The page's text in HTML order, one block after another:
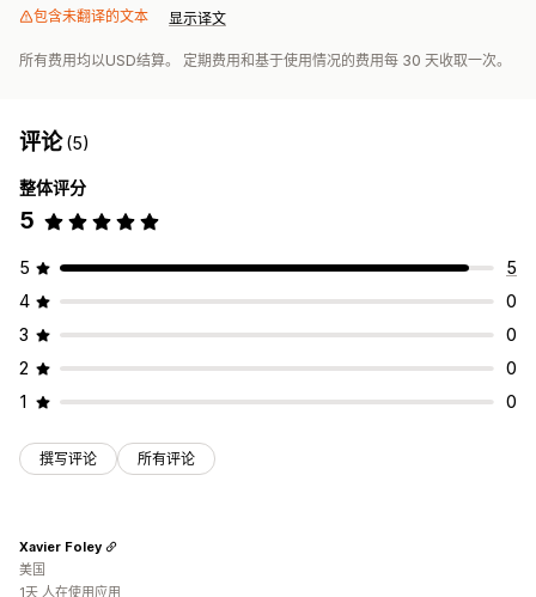
包含未翻译的文本 显示译文
所有费用均以USD结算。 定期费用和基于使用情况的费用每 30 天收取一次。
评论(5)
整体评分
5
5
5
4
0
3
0
2
0
1
0
撰写评论 所有评论
Xavier Foley
美国
1天 人在使用应用